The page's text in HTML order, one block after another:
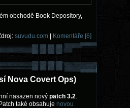
obchodě Book Depository,
suvudu.com Komentáře [6]
Nova Covert Ops)
nasazen nový patch 3.2.
také obsahuje novou